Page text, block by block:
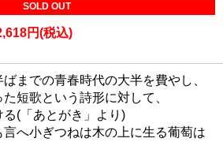
SOLD OUT
円(税込)
までの青春時代の大半を費やし、
短歌という詩形に対して、
(「あとがき」より)
へ小ぎつねは木の上に生る葡萄は